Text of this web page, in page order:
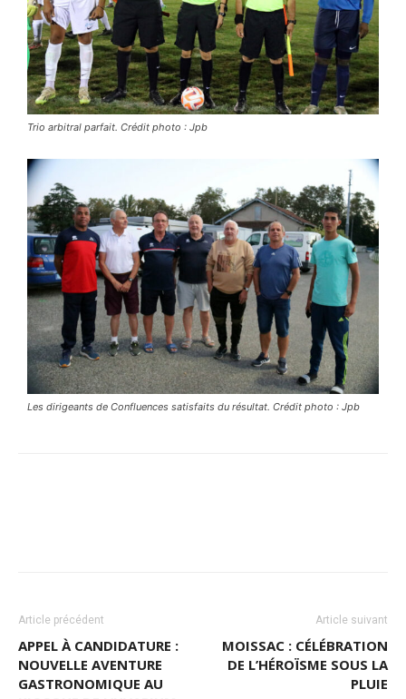
Trio arbitral parfait. Crédit photo : Jpb
Les dirigeants de Confluences satisfaits du résultat. Crédit photo : Jpb
Article précédent
APPEL À CANDIDATURE :
NOUVELLE AVENTURE
GASTRONOMIQUE AU
Article suivant
MOISSAC : CÉLÉBRATION
DE L’HÉROÏSME SOUS LA
PLUIE